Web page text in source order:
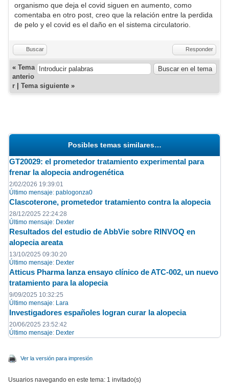
organismo que deja el covid siguen en aumento, como
comentaba en otro post, creo que la relación entre la perdida
de pelo y el covid es el daño en el sistema circulatorio.
Buscar Responder
«Tema
anterio
r |Tema siguiente »
Posibles temas similares…
GT20029: el prometedor tratamiento experimental para
frenar la alopecia androgenética
2/02/2026 19:39:01
Último mensaje:pablogonza0
Clascoterone, prometedor tratamiento contra la alopecia
28/12/2025 22:24:28
Último mensaje: Dexter
Resultados del estudio de AbbVie sobre RINVOQ en
alopecia areata
13/10/2025 09:30:20
Último mensaje: Dexter
Atticus Pharma lanza ensayo clínico de ATC-002, un nuevo
tratamiento para la alopecia
9/09/2025 10:32:25
Último mensaje: Lara
Investigadores españoles logran curar la alopecia
20/06/2025 23:52:42
Último mensaje: Dexter
Ver la versión para impresión
Usuarios navegando en este tema: 1 invitado(s)